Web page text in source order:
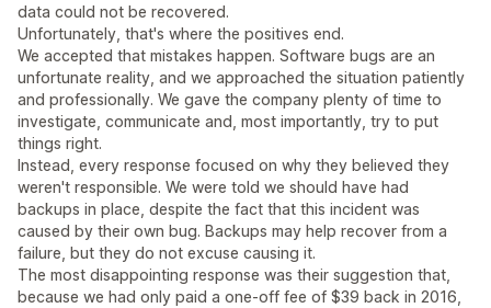
data could not be recovered.
Unfortunately, that's where the positives end.
We accepted that mistakes happen. Software bugs are an
unfortunate reality, and we approached the situation patiently
and professionally. We gave the company plenty of time to
investigate, communicate and, most importantly, try to put
things right.
Instead, every response focused on why they believed they
weren't responsible. We were told we should have had
backups in place, despite the fact that this incident was
caused by their own bug. Backups may help recover from a
failure, but they do not excuse causing it.
The most disappointing response was their suggestion that,
because we had only paid a one-off fee of $39 back in 2016,